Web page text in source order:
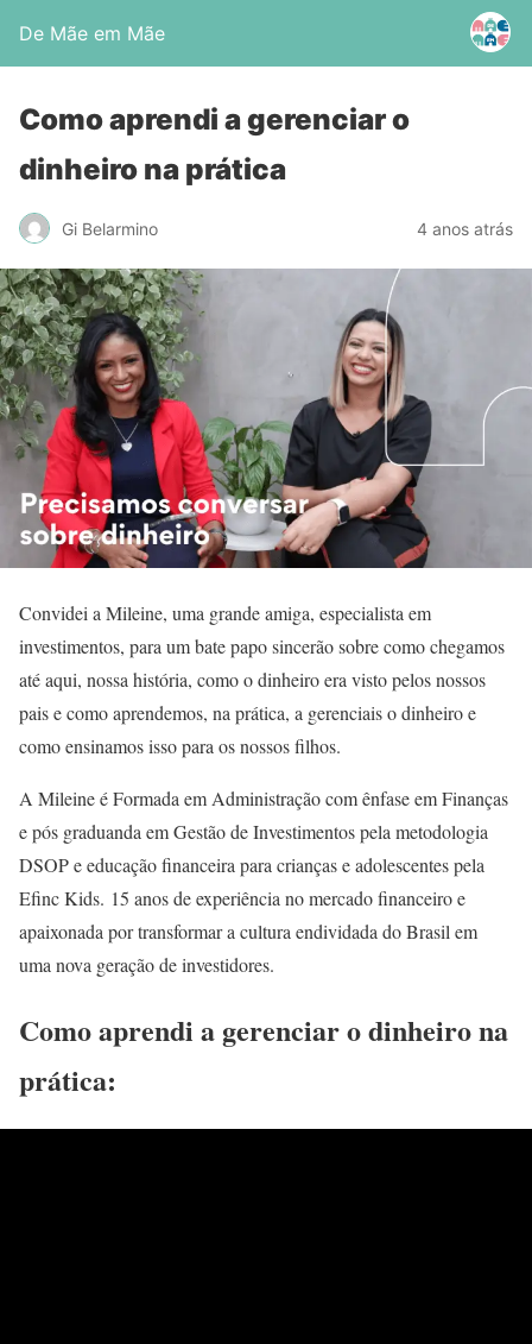
De Mãe em Mãe
Como aprendi a gerenciar o
dinheiro na prática
Gi Belarmino 4 anos atrás
Convidei a Mileine, uma grande amiga, especialista em
investimentos, para um bate papo sincerão sobre como chegamos
até aqui, nossa história, como o dinheiro era visto pelos nossos
pais e como aprendemos, na prática, a gerenciais o dinheiro e
como ensinamos isso para os nossos filhos.
A Mileine é Formada em Administração com ênfase em Finanças
e pós graduanda em Gestão de Investimentos pela metodologia
DSOP e educação financeira para crianças e adolescentes pela
Efinc Kids. 15 anos de experiência no mercado financeiro e
apaixonada por transformar a cultura endividada do Brasil em
uma nova geração de investidores.
Como aprendi a gerenciar o dinheiro na
prática: